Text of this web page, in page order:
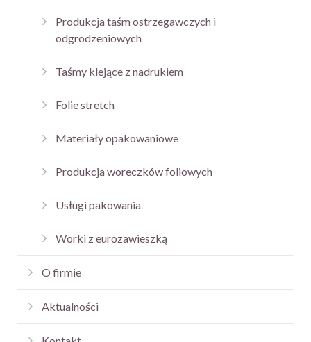
Produkcja taśm ostrzegawczych i
odgrodzeniowych
Taśmy klejące z nadrukiem
Folie stretch
Materiały opakowaniowe
Produkcja woreczków foliowych
Usługi pakowania
Worki z eurozawieszką
O firmie
Aktualności